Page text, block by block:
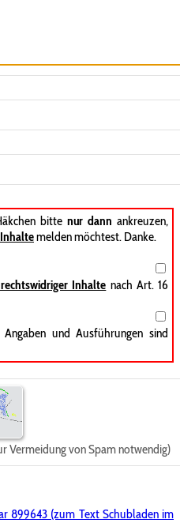
bitte nur dann ankreuzen,
Inhaltemelden möchtest. Danke.
Inhalte nach Art. 16
und Ausführungen sind
Vermeidung von Spam notwendig)
899643 (zum Text Schubladen im